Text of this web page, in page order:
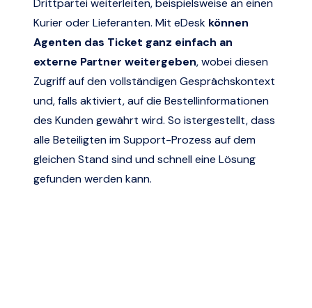
Drittpartei weiterleiten, beispielsweise an einen
Kurier oder Lieferanten. Mit eDesk können
Agenten das Ticket ganz einfach an
externe Partner weitergeben, wobei diesen
Zugriff auf den vollständigen Gesprächskontext
und, falls aktiviert, auf die Bestellinformationen
des Kunden gewährt wird. So istergestellt, dass
alle Beteiligten im Support-Prozess auf dem
gleichen Stand sind und schnell eine Lösung
gefunden werden kann.